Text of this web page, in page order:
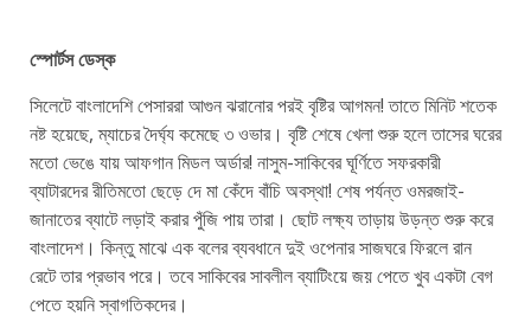
স্পোর্টস ডেস্ক
সিলেটে বাংলাদেশি পেসাররা আগুন ঝরানোর পরই বৃষ্টির আগমন! তাতে মিনিট শতেক
নষ্ট হয়েছে, ম্যাচের দৈর্ঘ্য কমেছে ৩ ওভার। বৃষ্টি শেষে খেলা শুরু হলে তাসের ঘরের
মতো ভেঙে যায় আফগান মিডল অর্ডার! নাসুম-সাকিবের ঘূর্ণিতে সফরকারী
ব্যাটারদের রীতিমতো ছেড়ে দে মা কেঁদে বাঁচি অবস্থা! শেষ পর্যন্ত ওমরজাই-
জানাতের ব্যাটে লড়াই করার পুঁজি পায় তারা। ছোট লক্ষ্য তাড়ায় উড়ন্ত শুরু করে
বাংলাদেশ। কিন্তু মাঝে এক বলের ব্যবধানে দুই ওপেনার সাজঘরে ফিরলে রান
রেটে তার প্রভাব পরে। তবে সাকিবের সাবলীল ব্যাটিংয়ে জয় পেতে খুব একটা বেগ
পেতে হয়নি স্বাগতিকদের।